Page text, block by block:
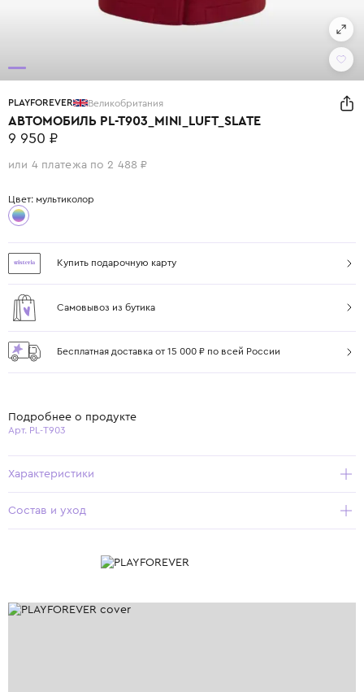
PLAYFOREVER Великобритания
АВТОМОБИЛЬ PL-T903_MINI_LUFT_SLATE
9 950 ₽
или 4 платежа по 2 488 ₽
Цвет: мультиколор
Купить подарочную карту
Самовывоз из бутика
Бесплатная доставка от 15 000 ₽ по всей России
Подробнее о продукте
Арт. PL-T903
Характеристики
Состав и уход